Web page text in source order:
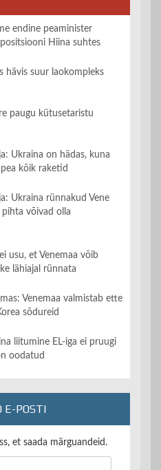
endine peaminister
Hiina suhtes
hävis suur laokompleks
paugu kütusetaristu
Ukraina on hädas, kuna
kõik raketid
Ukraina rünnakud Vene
võivad olla
usu, et Venemaa võib
lähiajal rünnata
Venemaa valmistab ette
sõdureid
liitumine EL-iga ei pruugi
oodatud
E-POSTI
et saada märguandeid.